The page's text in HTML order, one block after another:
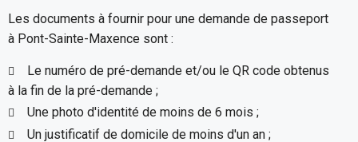
Les documents à fournir pour une demande de passeport
à Pont-Sainte-Maxence sont :
Le numéro de pré-demande et/ou le QR code obtenus
à la fin de la pré-demande ;
Une photo d'identité de moins de 6 mois ;
Un justificatif de domicile de moins d'un an ;